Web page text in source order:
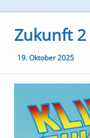
Zukunft 2
19. Oktober 2025